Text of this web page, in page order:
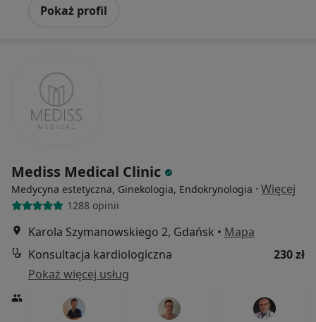
Pokaż profil
Mediss Medical Clinic
Medycyna estetyczna, Ginekologia, Endokrynologia · Więcej
1288 opinii
Karola Szymanowskiego 2, Gdańsk • Mapa
Konsultacja kardiologiczna
230 zł
Pokaż więcej usług